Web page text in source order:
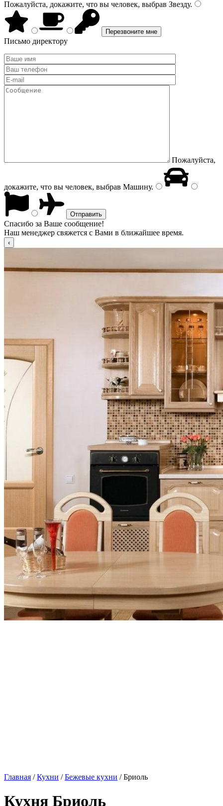
Пожалуйста, докажите, что вы человек, выбрав Звезду.
Письмо директору
Пожалуйста,
докажите, что вы человек, выбрав Машину.
Спасибо за Ваше сообщение!
Наш менеджер свяжется с Вами в ближайшее время.
Главная /Кухни /Бежевые кухни / Бриоль
Кухня Бриоль